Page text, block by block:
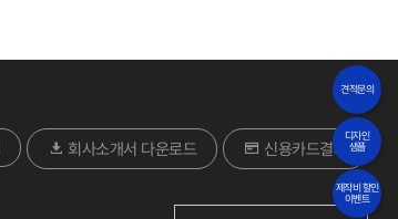
견적문의
디자인
샘플
제작비 할인
이벤트
회사소개서 다운로드 신용카드결제